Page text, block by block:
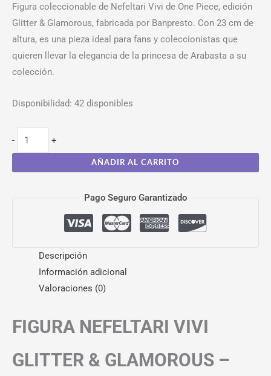
Figura coleccionable de Nefeltari Vivi de One Piece, edición
Glitter & Glamorous, fabricada por Banpresto. Con 23 cm de
altura, es una pieza ideal para fans y coleccionistas que
quieren llevar la elegancia de la princesa de Arabasta a su
colección.
Disponibilidad: 42 disponibles
- +
AÑADIR AL CARRITO
Pago Seguro Garantizado
Descripción
Información adicional
Valoraciones (0)
FIGURA NEFELTARI VIVI
GLITTER & GLAMOROUS –